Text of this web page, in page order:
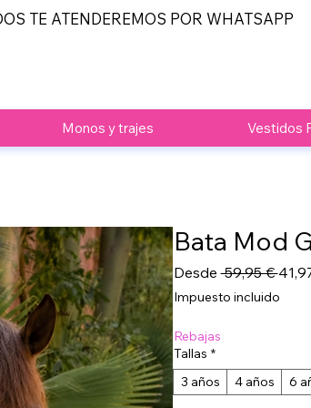
TE ATENDEREMOS POR WHATSAPP
Monos y trajes Vestidos
Bata Mod
Desde 59,95 €
Impuesto incluido
Rebajas
Tallas *
3 años
4 años 6